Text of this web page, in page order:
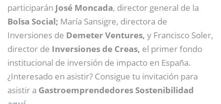
participarán José Moncada, director general de la
Bolsa Social; María Sansigre, directora de
Inversiones de Demeter Ventures, y Francisco Soler,
director de Inversiones de Creas, el primer fondo
institucional de inversión de impacto en España.
¿Interesado en asistir? Consigue tu invitación para
asistir a Gastroemprendedores Sostenibilidad